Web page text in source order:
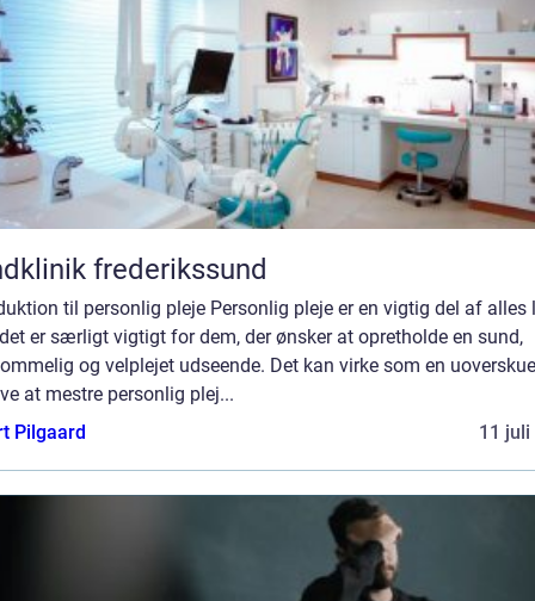
frederikssund
til personlig pleje Personlig pleje er en vigtig del af alles
er særligt vigtigt for dem, der ønsker at opretholde en sund,
og velplejet udseende. Det kan virke som en
at mestre personlig plej...
Pilgaard
11 juli